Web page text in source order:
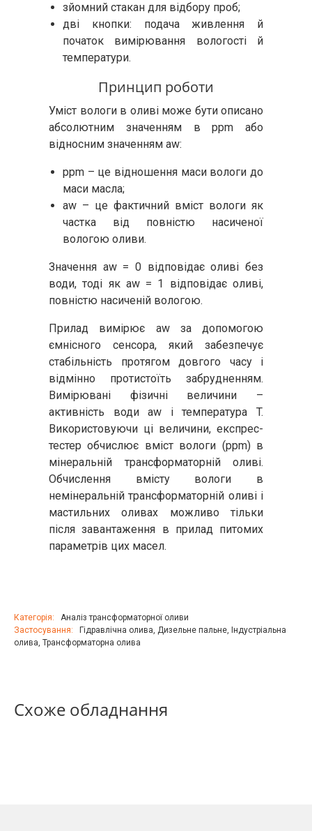
зйомний стакан для відбору проб;
дві кнопки: подача живлення й
початок вимірювання вологості й
температури.
Принцип роботи
Уміст вологи в оливі може бути описано
абсолютним значенням в ppm або
відносним значенням aw:
ppm – це відношення маси вологи до
маси масла;
aw – це фактичний вміст вологи як
частка від повністю насиченої
вологою оливи.
Значення aw = 0 відповідає оливі без
води, тоді як aw = 1 відповідає оливі,
повністю насиченій вологою.
Прилад вимірює aw за допомогою
ємнісного сенсора, який забезпечує
стабільність протягом довгого часу і
відмінно протистоїть забрудненням.
Вимірювані фізичні величини –
активність води aw і температура T.
Використовуючи ці величини, експрес-
тестер обчислює вміст вологи (ppm) в
мінеральній трансформаторній оливі.
Обчислення вмісту вологи в
немінеральній трансформаторній оливі і
мастильних оливах можливо тільки
після завантаження в прилад питомих
параметрів цих масел.
Категорія:
Аналіз трансформаторної оливи
Застосування:
Гідравлічна олива, Дизельне пальне, Індустріальна
олива, Трансформаторна олива
Схоже обладнання